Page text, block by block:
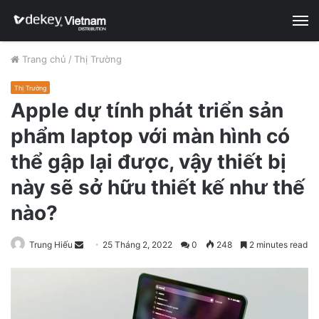
Trang chủ / Thị Trường
Thị Trường
Apple dự tính phát triển sản
phẩm laptop với màn hình có
thể gập lại được, vậy thiết bị
này sẽ sở hữu thiết kế như thế
nào?
Trung Hiếu 25 Tháng 2, 2022 0 248 2 minutes read